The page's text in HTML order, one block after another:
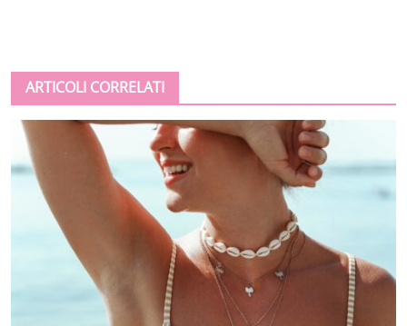
ARTICOLI CORRELATI